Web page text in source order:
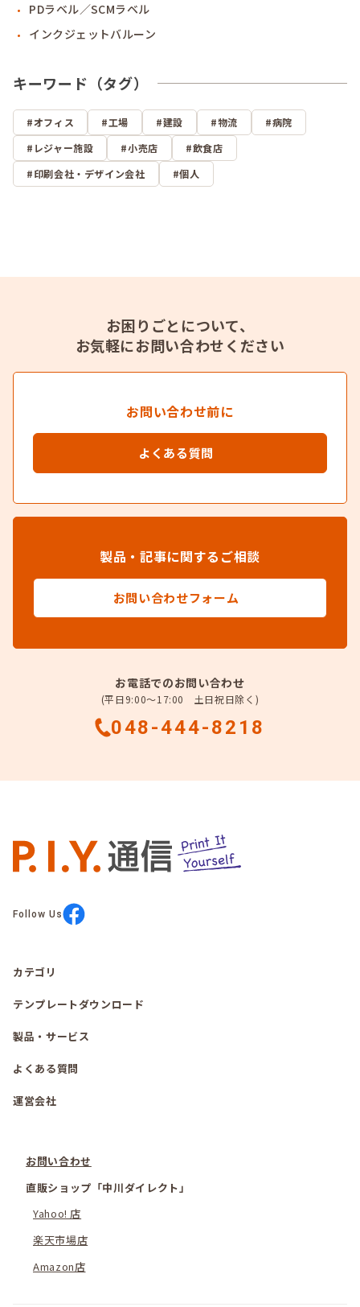
PDラベル／SCMラベル
インクジェットバルーン
キーワード（タグ）
オフィス 工場 建設 物流
病院
レジャー施設
小売店
飲食店
印刷会社・デザイン会社
個人
お困りごとについて、
お気軽にお問い合わせください
お問い合わせ前に
よくある質問
製品・記事に関するご相談
お問い合わせフォーム
お電話でのお問い合わせ
(平日9:00～17:00 土日祝日除く)
048-444-8218
Follow Us
カテゴリ
テンプレートダウンロード
製品・サービス
よくある質問
運営会社
お問い合わせ
直販ショップ「中川ダイレクト」
Yahoo! 店
楽天市場店
Amazon店